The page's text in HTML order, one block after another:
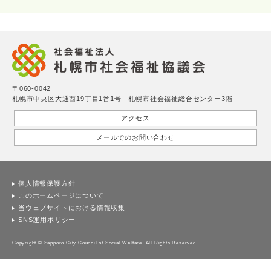
〒060-0042
札幌市中央区大通西19丁目1番1号 札幌市社会福祉総合センター3階
アクセス
メールでのお問い合わせ
個人情報保護方針
このホームページについて
当ウェブサイトにおける情報収集
SNS運用ポリシー
Copyright © Sapporo City Council of Social Welfare. All Rights Reserved.